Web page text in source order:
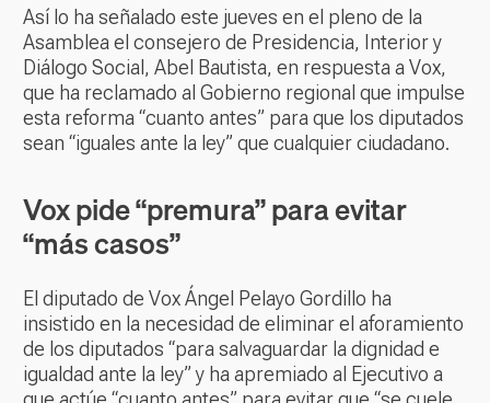
Así lo ha señalado este jueves en el pleno de la
Asamblea el consejero de Presidencia, Interior y
Diálogo Social, Abel Bautista, en respuesta a Vox,
que ha reclamado al Gobierno regional que impulse
esta reforma “cuanto antes” para que los diputados
sean “iguales ante la ley” que cualquier ciudadano.
Vox pide “premura” para evitar
“más casos”
El diputado de Vox Ángel Pelayo Gordillo ha
insistido en la necesidad de eliminar el aforamiento
de los diputados “para salvaguardar la dignidad e
igualdad ante la ley” y ha apremiado al Ejecutivo a